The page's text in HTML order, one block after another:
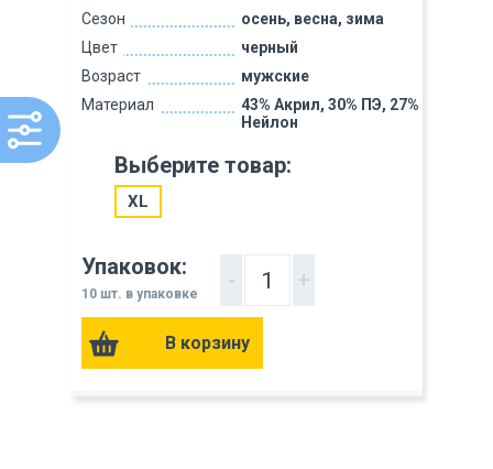
Сезон
осень, весна, зима
Цвет
черный
Возраст
мужские
Материал
43% Акрил, 30% ПЭ, 27%
Нейлон
Выберите товар:
XL
Упаковок:
10 шт. в упаковке
- +